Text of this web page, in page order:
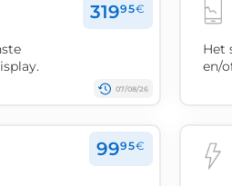
31995€
07/08/26
Het
en/
9995€